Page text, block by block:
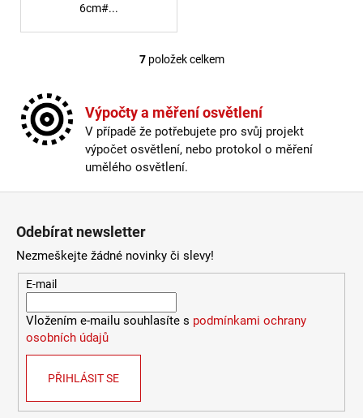
6cm#...
Ovládací prvky výpisu
7položek celkem
Výpočty a měření osvětlení
V případě že potřebujete pro svůj projekt
výpočet osvětlení, nebo protokol o měření
umělého osvětlení.
Odebírat newsletter
Nezmeškejte žádné novinky či slevy!
E-mail
Vložením e-mailu souhlasíte s podmínkami ochrany
osobních údajů
PŘIHLÁSIT SE